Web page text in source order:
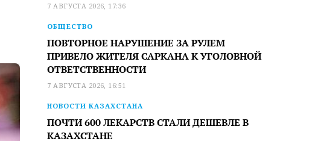
7 АВГУСТА 2026, 17:36
ОБЩЕСТВО
ПОВТОРНОЕ НАРУШЕНИЕ ЗА РУЛЕМ
ПРИВЕЛО ЖИТЕЛЯ САРКАНА К УГОЛОВНОЙ
ОТВЕТСТВЕННОСТИ
7 АВГУСТА 2026, 16:51
НОВОСТИ КАЗАХСТАНА
ПОЧТИ 600 ЛЕКАРСТВ СТАЛИ ДЕШЕВЛЕ В
КАЗАХСТАНЕ